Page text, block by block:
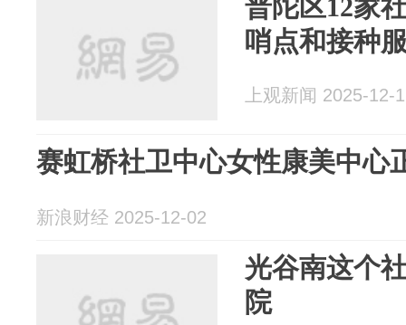
普陀区12家
哨点和接种
上观新闻 2025-12-
赛虹桥社卫中心女性康美中心
新浪财经 2025-12-02
光谷南这个
院